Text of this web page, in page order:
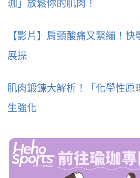
珈」放鬆你的肌肉！
【影片】肩頸酸痛又緊繃！
展操
肌肉鍛鍊大解析！「化學性原
生強化